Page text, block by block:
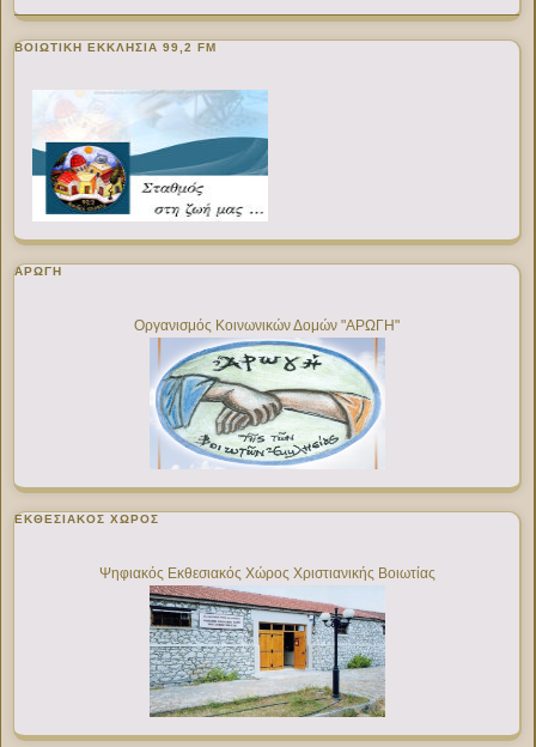
ΒΟΙΩΤΙΚΉ ΕΚΚΛΗΣΊΑ 99,2 FM
ΑΡΩΓΗ
Οργανισμός Κοινωνικών Δομών "ΑΡΩΓΗ"
ΕΚΘΕΣΙΑΚΌΣ ΧΏΡΟΣ
Ψηφιακός Εκθεσιακός Χώρος Χριστιανικής Βοιωτίας